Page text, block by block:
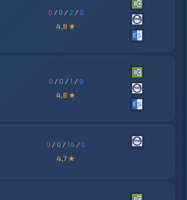
0 / 0 / 2 /0
4,8 ★
0 / 0 /1 /0
4,8 ★
0 / 0 /14 /0
4,7 ★